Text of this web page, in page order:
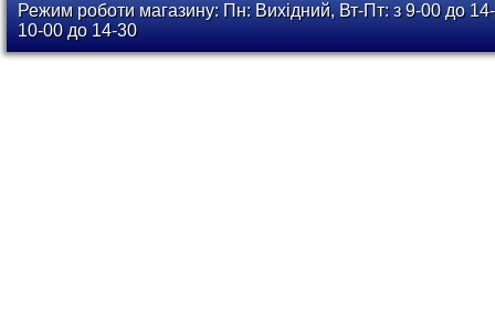
Режим роботи магазину: Пн: Вихідний, Вт-Пт: з 9-00 до
10-00 до 14-30